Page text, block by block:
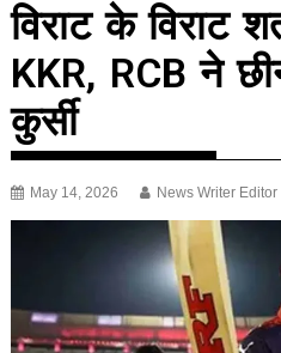
विराट के विराट
KKR, RCB ने
कुर्सी
May 14, 2026 News Writer Editor